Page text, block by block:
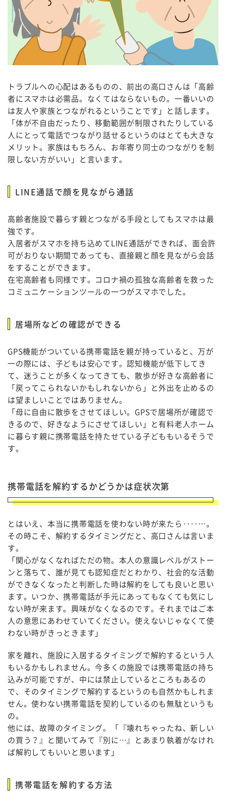
トラブルへの心配はあるものの、前出の高口さんは「高齢
者にスマホは必需品。なくてはならないもの。一番いいの
は友人や家族とつながれるということです」と話します。
「体が不自由だったり、移動範囲が制限されたりしている
人にとって電話でつながり話せるというのはとても大きな
メリット。家族はもちろん、お年寄り同士のつながりを制
限しない方がいい」と言います。
LINE通話で顔を見ながら通話
高齢者施設で暮らす親とつながる手段としてもスマホは最
強です。
入居者がスマホを持ち込めてLINE通話ができれば、面会許
可がおりない期間であっても、直接親と顔を見ながら会話
をすることができます。
在宅高齢者も同様です。コロナ禍の孤独な高齢者を救った
コミュニケーションツールの一つがスマホでした。
居場所などの確認ができる
GPS機能がついている携帯電話を親が持っていると、万が
一の際には、子どもは安心です。認知機能が低下してき
て、迷うことが多くなってきても、散歩が好きな高齢者に
「戻ってこられないかもしれないから」と外出を止めるの
は望ましいことではありません。
「母に自由に散歩をさせてほしい。GPSで居場所が確認で
きるので、好きなようにさせてほしい」と有料老人ホーム
に暮らす親に携帯電話を持たせている子どももいるそうで
す。
携帯電話を解約するかどうかは症状次第
とはいえ、本当に携帯電話を使わない時が来たら‥‥…。
その時こそ、解約するタイミングだと、高口さんは言いま
す。
「関心がなくなればただの物。本人の意識レベルがストー
ンと落ちて、誰が見ても認知症だとわかり、社会的な活動
ができなくなったと判断した時は解約をしても良いと思い
ます。いつか、携帯電話が手元にあってもなくても気にし
ない時が来ます。興味がなくなるのです。それまではご本
人の意思にあわせていてください。使えないじゃなくて使
わない時がきっときます」
家を離れ、施設に入居するタイミングで解約するという人
もいるかもしれません。今多くの施設では携帯電話の持ち
込みが可能ですが、中には禁止しているところもあるの
で、そのタイミングで解約するというのも自然かもしれま
せん。使わない携帯電話を契約しているのも無駄というも
の。
他には、故障のタイミング。「『壊れちゃったね、新しい
の買う？』と聞いてみて『別に…』とあまり執着がなけれ
ば解約してもいいと思います」
携帯電話を解約する方法